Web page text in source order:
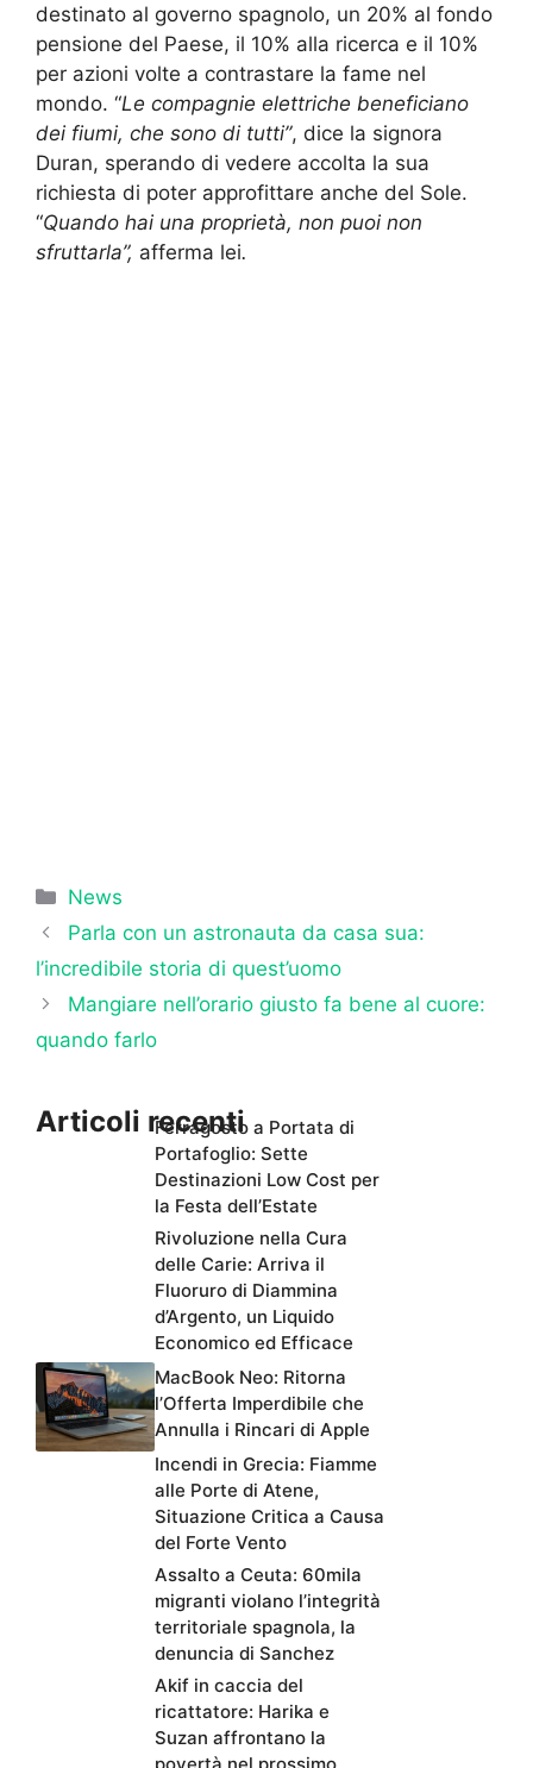
destinato al governo spagnolo, un 20% al fondo
pensione del Paese, il 10% alla ricerca e il 10%
per azioni volte a contrastare la fame nel
mondo. “Le compagnie elettriche beneficiano
dei fiumi, che sono di tutti”, dice la signora
Duran, sperando di vedere accolta la sua
richiesta di poter approfittare anche del Sole.
“Quando hai una proprietà, non puoi non
sfruttarla”, afferma lei.
Categorie
News
Parla con un astronauta da casa sua:
l’incredibile storia di quest’uomo
Mangiare nell’orario giusto fa bene al cuore:
quando farlo
Articoli recentiFerragosto a Portata di
Portafoglio: Sette
Destinazioni Low Cost per
la Festa dell’Estate
Rivoluzione nella Cura
delle Carie: Arriva il
Fluoruro di Diammina
d’Argento, un Liquido
Economico ed Efficace
MacBook Neo: Ritorna
l’Offerta Imperdibile che
Annulla i Rincari di Apple
Incendi in Grecia: Fiamme
alle Porte di Atene,
Situazione Critica a Causa
del Forte Vento
Assalto a Ceuta: 60mila
migranti violano l’integrità
territoriale spagnola, la
denuncia di Sanchez
Akif in caccia del
ricattatore: Harika e
Suzan affrontano la